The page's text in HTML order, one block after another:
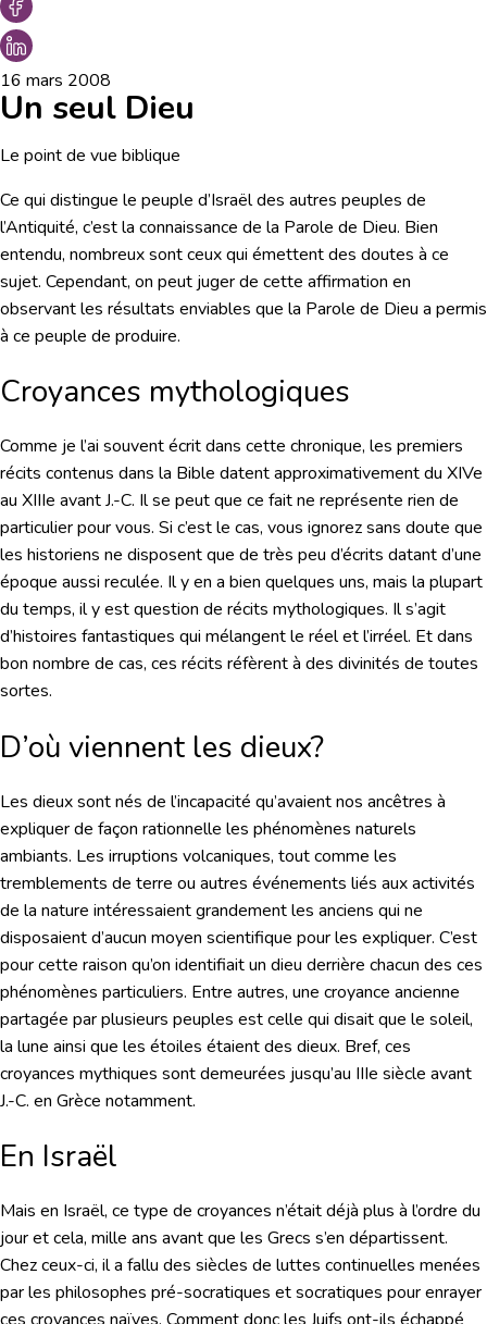
16 mars 2008
Un seul Dieu
Le point de vue biblique
Ce qui distingue le peuple d’Israël des autres peuples de
l’Antiquité, c’est la connaissance de la Parole de Dieu. Bien
entendu, nombreux sont ceux qui émettent des doutes à ce
sujet. Cependant, on peut juger de cette affirmation en
observant les résultats enviables que la Parole de Dieu a permis
à ce peuple de produire.
Croyances mythologiques
Comme je l’ai souvent écrit dans cette chronique, les premiers
récits contenus dans la Bible datent approximativement du XIVe
au XIIIe avant J.-C. Il se peut que ce fait ne représente rien de
particulier pour vous. Si c’est le cas, vous ignorez sans doute que
les historiens ne disposent que de très peu d’écrits datant d’une
époque aussi reculée. Il y en a bien quelques uns, mais la plupart
du temps, il y est question de récits mythologiques. Il s’agit
d’histoires fantastiques qui mélangent le réel et l’irréel. Et dans
bon nombre de cas, ces récits réfèrent à des divinités de toutes
sortes.
D’où viennent les dieux?
Les dieux sont nés de l’incapacité qu’avaient nos ancêtres à
expliquer de façon rationnelle les phénomènes naturels
ambiants. Les irruptions volcaniques, tout comme les
tremblements de terre ou autres événements liés aux activités
de la nature intéressaient grandement les anciens qui ne
disposaient d’aucun moyen scientifique pour les expliquer. C’est
pour cette raison qu’on identifiait un dieu derrière chacun des ces
phénomènes particuliers. Entre autres, une croyance ancienne
partagée par plusieurs peuples est celle qui disait que le soleil,
la lune ainsi que les étoiles étaient des dieux. Bref, ces
croyances mythiques sont demeurées jusqu’au IIIe siècle avant
J.-C. en Grèce notamment.
En Israël
Mais en Israël, ce type de croyances n’était déjà plus à l’ordre du
jour et cela, mille ans avant que les Grecs s’en départissent.
Chez ceux-ci, il a fallu des siècles de luttes continuelles menées
par les philosophes pré-socratiques et socratiques pour enrayer